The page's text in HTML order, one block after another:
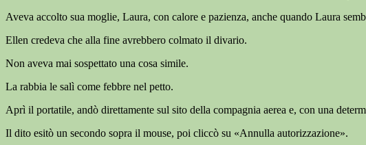
Aveva accolto sua moglie, Laura, con calore e pazienza, anche quando Laura
Ellen credeva che alla fine avrebbero colmato il divario.
Non aveva mai sospettato una cosa simile.
La rabbia le salì come febbre nel petto.
Aprì il portatile, andò direttamente sul sito della compagnia aerea e, con una
Il dito esitò un secondo sopra il mouse, poi cliccò su «Annulla autorizzazione».